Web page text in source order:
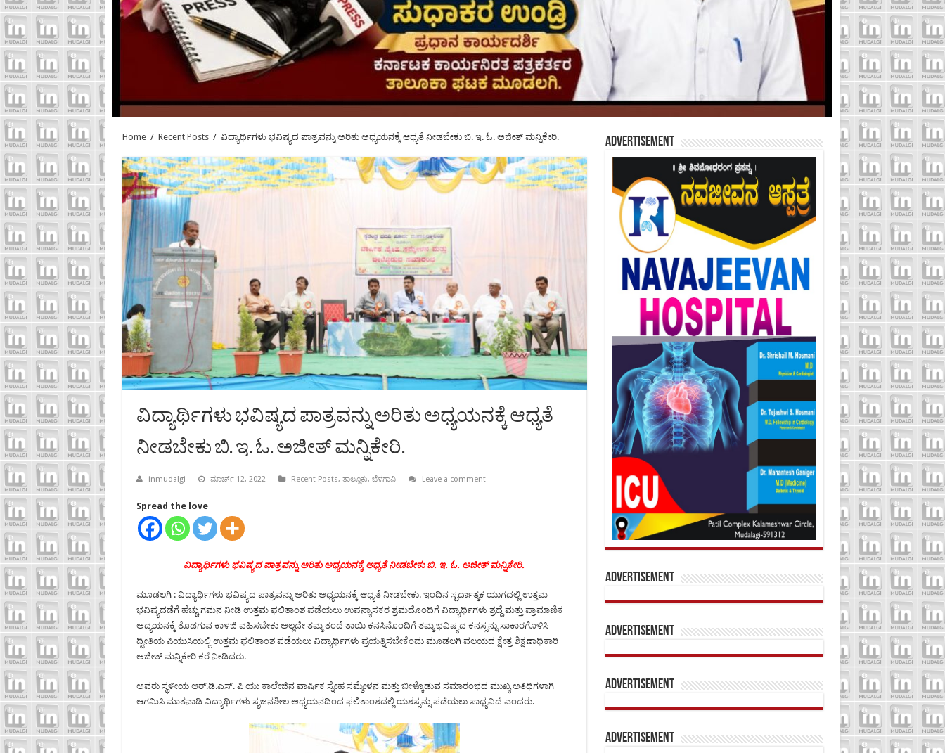
Home / Recent Posts / ವಿದ್ಯಾರ್ಥಿಗಳು ಭವಿಷ್ಯದ ಪಾತ್ರವನ್ನು ಅರಿತು ಅಧ್ಯಯನಕ್ಕೆ ಆಧ್ಯತೆ ನೀಡಬೇಕು ಬಿ. ಇ. ಓ. ಅಜೀತ್ ಮನ್ನಿಕೇರಿ.
ವಿದ್ಯಾರ್ಥಿಗಳು ಭವಿಷ್ಯದ ಪಾತ್ರವನ್ನು ಅರಿತು ಅಧ್ಯಯನಕ್ಕೆ ಆಧ್ಯತೆ
ನೀಡಬೇಕು ಬಿ. ಇ. ಓ. ಅಜೀತ್ ಮನ್ನಿಕೇರಿ.
inmudalgi ಮಾರ್ಚ್ 12, 2022 Recent Posts, ತಾಲ್ಲೂಕು, ಬೆಳಗಾವಿ Leave a comment
Spread the love
ವಿದ್ಯಾರ್ಥಿಗಳು ಭವಿಷ್ಯದ ಪಾತ್ರವನ್ನು ಅರಿತು ಅಧ್ಯಯನಕ್ಕೆ ಆಧ್ಯತೆ ನೀಡಬೇಕು ಬಿ. ಇ. ಓ. ಅಜೀತ್ ಮನ್ನಿಕೇರಿ.
ಮೂಡಲಗಿ : ವಿದ್ಯಾರ್ಥಿಗಳು ಭವಿಷ್ಯದ ಪಾತ್ರವನ್ನು ಅರಿತು ಅಧ್ಯಯನಕ್ಕೆ ಆಧ್ಯತೆ ನೀಡಬೇಕು. ಇಂದಿನ ಸ್ಪರ್ದಾತ್ಮಕ ಯುಗದಲ್ಲಿ ಉತ್ತಮ
ಭವಿಷ್ಯದಡೆಗೆ ಹೆಚ್ಚು ಗಮನ ನೀಡಿ ಉತ್ತಮ ಫಲಿತಾಂಶ ಪಡೆಯಲು ಉಪನ್ಯಾಸಕರ ಶ್ರಮದೊಂದಿಗೆ ವಿದ್ಯಾರ್ಥಿಗಳು ಶ್ರದ್ದೆ ಮತ್ತು ಪ್ರಾಮಾಣಿಕ
ಅದ್ಯಯನಕ್ಕೆ ತೊಡಗುವ ಕಾಳಜಿ ವಹಿಸಬೇಕು ಅಲ್ಲದೇ ತಮ್ಮ ತಂದೆ ತಾಯಿ ಕನಸಿನೊಂದಿಗೆ ತಮ್ಮ ಭವಿಷ್ಯದ ಕನಸ್ಸನ್ನು ಸಾಕಾರಗೊಳಿಸಿ
ದ್ವೀತಿಯ ಪಿಯುಸಿಯಲ್ಲಿ ಉತ್ತಮ ಫಲಿತಾಂಶ ಪಡೆಯಲು ವಿದ್ಯಾರ್ಥಿಗಳು ಪ್ರಯತ್ನಿಸಬೇಕೆಂದು ಮೂಡಲಗಿ ವಲಯದ ಕ್ಷೇತ್ರ ಶಿಕ್ಷಣಾಧಿಕಾರಿ
ಅಜೀತ್ ಮನ್ನಿಕೇರಿ ಕರೆ ನೀಡಿದರು.
ಅವರು ಸ್ಥಳೀಯ ಆರ್.ಡಿ.ಎಸ್. ಪಿ ಯು ಕಾಲೇಜಿನ ವಾರ್ಷಿಕ ಸ್ನೇಹ ಸಮ್ಮೇಳನ ಮತ್ತು ಬೀಳ್ಕೊಡುವ ಸಮಾರಂಭದ ಮುಖ್ಯ ಅತಿಥಿಗಳಾಗಿ
ಆಗಮಿಸಿ ಮಾತನಾಡಿ ವಿದ್ಯಾರ್ಥಿಗಳು ಸೃಜನಶೀಲ ಅಧ್ಯಯನದಿಂದ ಫಲಿತಾಂಶದಲ್ಲಿ ಯಶಸ್ಸನ್ನು ಪಡೆಯಲು ಸಾಧ್ಯವಿದೆ ಎಂದರು.
Advertisement
Advertisement
Advertisement
Advertisement
Advertisement